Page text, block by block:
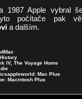
1987 Apple vybral
počítače pak
a dalším.
IV, The Voyage Home
Mac Plus
Macintosh Plus